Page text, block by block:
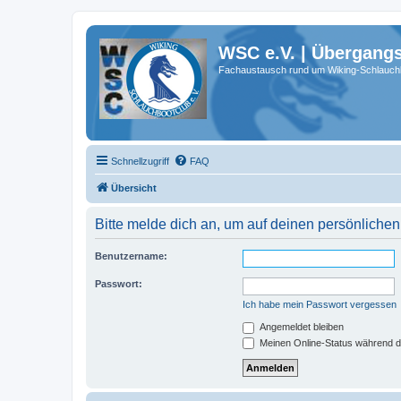
WSC e.V. |
Fachaustausch rund um Wiking-
Schnellzugriff FAQ
Übersicht
Bitte melde dich an, um auf deinen
Benutzername:
Passwort:
Ich habe mein Passwort vergessen
Angemeldet bleiben
Meinen Online-Status während